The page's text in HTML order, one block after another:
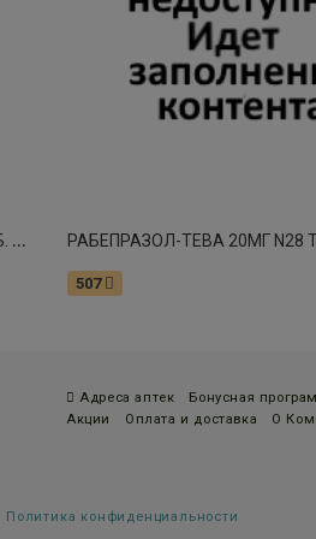
П
АНТОПРАЗОЛ КАНОН 20МГ. №28 ТАБ. П/П/О
507
Адреса аптек
Бонусная
Акции
Оплата и доставка О
Политика конфиденциальности